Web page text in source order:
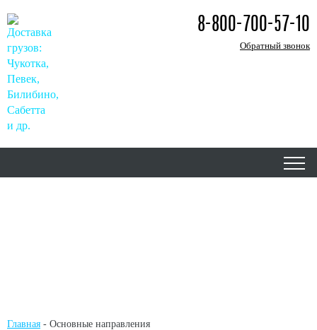
8-800-700-57-10
Обратный звонок
Главная - Основные направления